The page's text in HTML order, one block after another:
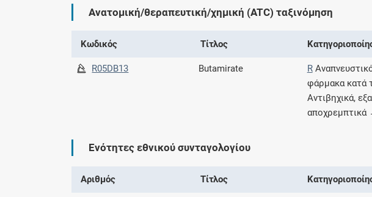
Βρείτε θεραπευτικές
Ανατομική/θεραπευτική/χημική (ATC) ταξινόμηση
Κωδικός Τίτλος
R05DB13 Butamirate R
φάρμακα κατά
Αντιβηχικά,
αποχρεμπτικά
Ενότητες εθνικού συνταγολογίου
Αριθμός Τίτλος